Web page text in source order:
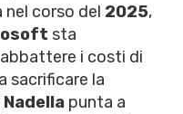
corso del 2025,
sta
i costi di
sacrificare la
Nadella punta a